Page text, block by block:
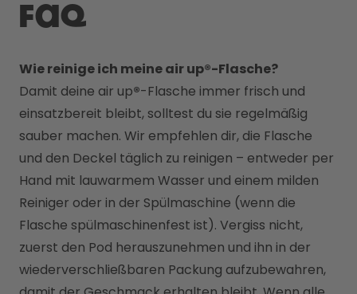
FAQ
Wie reinige ich meine air up®-Flasche?
Damit deine air up®-Flasche immer frisch und
einsatzbereit bleibt, solltest du sie regelmäßig
sauber machen. Wir empfehlen dir, die Flasche
und den Deckel täglich zu reinigen – entweder per
Hand mit lauwarmem Wasser und einem milden
Reiniger oder in der Spülmaschine (wenn die
Flasche spülmaschinenfest ist). Vergiss nicht,
zuerst den Pod herauszunehmen und ihn in der
wiederverschließbaren Packung aufzubewahren,